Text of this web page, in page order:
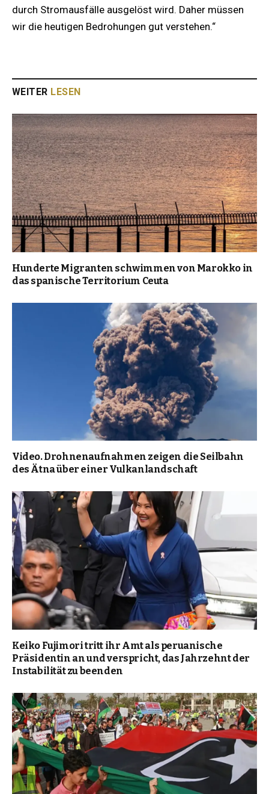
durch Stromausfälle ausgelöst wird. Daher müssen
wir die heutigen Bedrohungen gut verstehen.“
WEITER LESEN
Hunderte Migranten schwimmen von Marokko in
das spanische Territorium Ceuta
Video. Drohnenaufnahmen zeigen die Seilbahn
des Ätna über einer Vulkanlandschaft
Keiko Fujimori tritt ihr Amt als peruanische
Präsidentin an und verspricht, das Jahrzehnt der
Instabilität zu beenden